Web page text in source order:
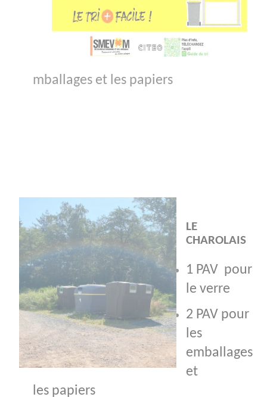
mballages et les papiers
LE
CHAROLAIS
1 PAV pour
le verre
2 PAV pour
les
emballages
et
les papiers